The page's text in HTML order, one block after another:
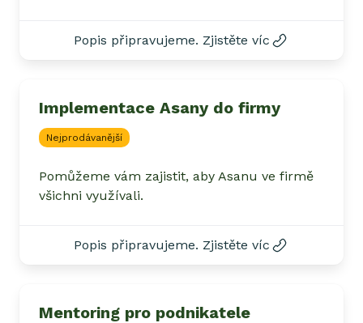
Popis připravujeme. Zjistěte víc
Implementace Asany do firmy
Nejprodávanější
Pomůžeme vám zajistit, aby Asanu ve firmě
všichni využívali.
Popis připravujeme. Zjistěte víc
Mentoring pro podnikatele